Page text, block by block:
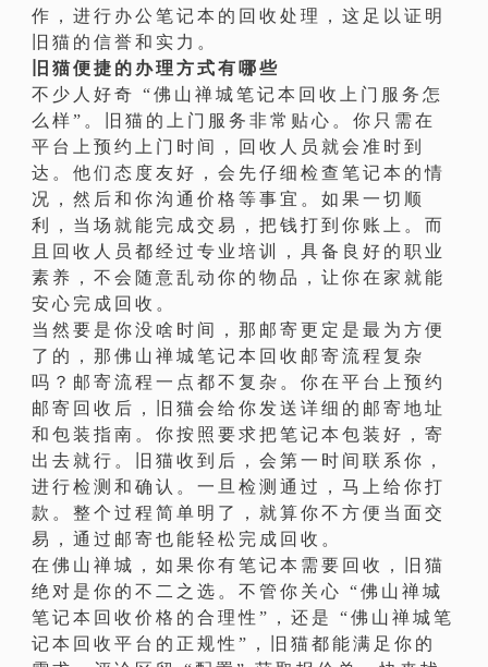
作，进行办公笔记本的回收处理，这足以证明
旧猫的信誉和实力。
旧猫便捷的办理方式有哪些
不少人好奇 “佛山禅城笔记本回收上门服务怎
么样”。旧猫的上门服务非常贴心。你只需在
平台上预约上门时间，回收人员就会准时到
达。他们态度友好，会先仔细检查笔记本的情
况，然后和你沟通价格等事宜。如果一切顺
利，当场就能完成交易，把钱打到你账上。而
且回收人员都经过专业培训，具备良好的职业
素养，不会随意乱动你的物品，让你在家就能
安心完成回收。
当然要是你没啥时间，那邮寄更定是最为方便
了的，那佛山禅城笔记本回收邮寄流程复杂
吗？邮寄流程一点都不复杂。你在平台上预约
邮寄回收后，旧猫会给你发送详细的邮寄地址
和包装指南。你按照要求把笔记本包装好，寄
出去就行。旧猫收到后，会第一时间联系你，
进行检测和确认。一旦检测通过，马上给你打
款。整个过程简单明了，就算你不方便当面交
易，通过邮寄也能轻松完成回收。
在佛山禅城，如果你有笔记本需要回收，旧猫
绝对是你的不二之选。不管你关心 “佛山禅城
笔记本回收价格的合理性”，还是 “佛山禅城笔
记本回收平台的正规性”，旧猫都能满足你的